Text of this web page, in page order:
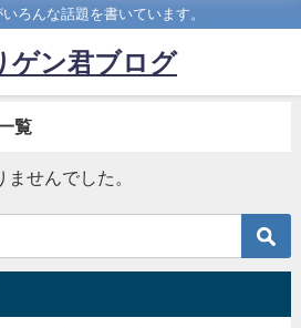
ろんな話題を書いています。
ゲン君ブログ
覧
せんでした。